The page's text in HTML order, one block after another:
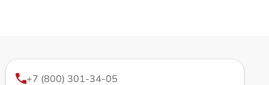
+7 (800) 301-34-05